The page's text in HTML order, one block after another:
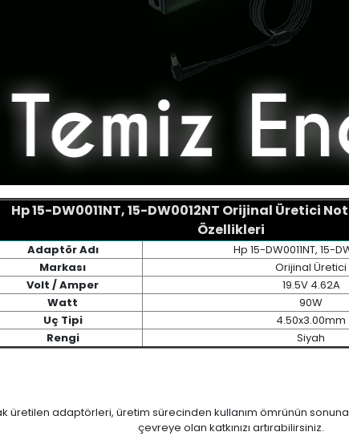
Hp 15-DW0011NT, 15-DW0012NT Orijinal Üretici
Özellikleri
Adaptör Adı
Hp 15-DW0011NT, 15-
Markası
Orijinal Üretici
Volt / Amper
19.5V 4.62A
Watt
90W
Uç Tipi
4.50x3.00mm
Rengi
Siyah
üretilen adaptörleri, üretim sürecinden kullanım ömrünün
çevreye olan katkınızı artırabilirsiniz.